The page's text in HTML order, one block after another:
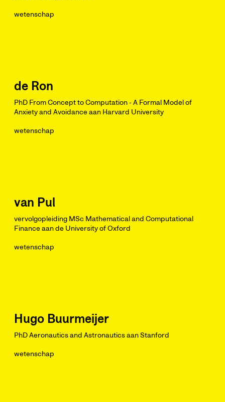
wetenschap
de Ron
PhD From Concept to Computation - A Formal Model of
Anxiety and Avoidance aan Harvard University
wetenschap
van Pul
vervolgopleiding MSc Mathematical and Computational
Finance aan de University of Oxford
wetenschap
Hugo Buurmeijer
PhD Aeronautics and Astronautics aan Stanford
wetenschap